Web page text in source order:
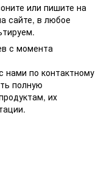
или пишите на
сайте, в любое
с момента
нами по контактному
полную
их